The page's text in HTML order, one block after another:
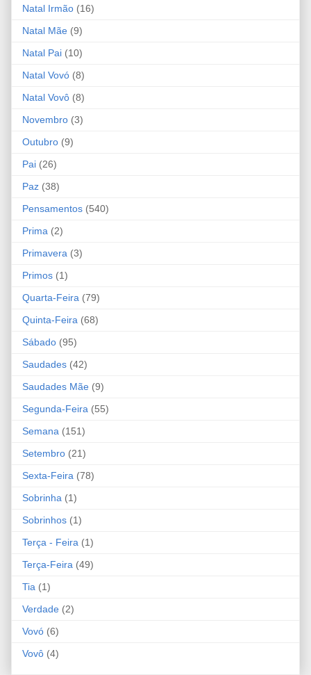
Natal Irmão (16)
Natal Mãe (9)
Natal Pai (10)
Natal Vovó (8)
Natal Vovô (8)
Novembro (3)
Outubro (9)
Pai (26)
Paz (38)
Pensamentos (540)
Prima (2)
Primavera (3)
Primos (1)
Quarta-Feira (79)
Quinta-Feira (68)
Sábado (95)
Saudades (42)
Saudades Mãe (9)
Segunda-Feira (55)
Semana (151)
Setembro (21)
Sexta-Feira (78)
Sobrinha (1)
Sobrinhos (1)
Terça - Feira (1)
Terça-Feira (49)
Tia (1)
Verdade (2)
Vovó (6)
Vovô (4)